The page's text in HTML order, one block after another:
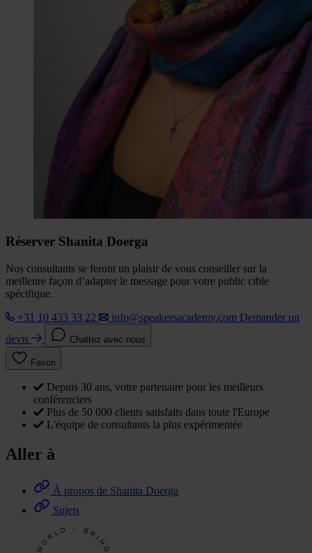
Réserver Shanita Doerga
Nos consultants se feront un plaisir de vous conseiller sur la
meilleure façon d’adapter le message pour votre public cible
spécifique.
+31 10 433 33 22
info@speakersacademy.com Demander un
devis
Chattez avec nous
Favori
Depuis 30 ans, votre partenaire pour les meilleurs
conférenciers
Plus de 50 000 clients satisfaits dans toute l'Europe
L'équipe de consultants la plus expérimentée
Aller à
À propos de Shanita Doerga
Sujets